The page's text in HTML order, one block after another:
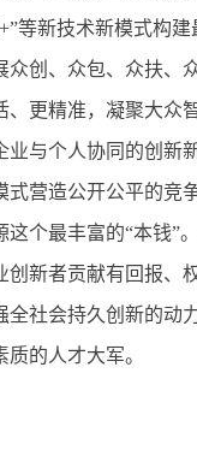
等新技术新模式构
众创、众包、众扶、
、更精准，凝聚大众
业与个人协同的创新
式营造公开公平的竞
这个最丰富的“本钱”
创新者贡献有回报、
全社会持久创新的动
的人才大军。